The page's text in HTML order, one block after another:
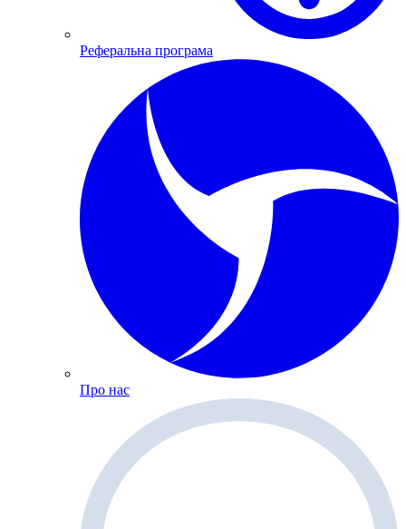
Реферальна програма
Про нас